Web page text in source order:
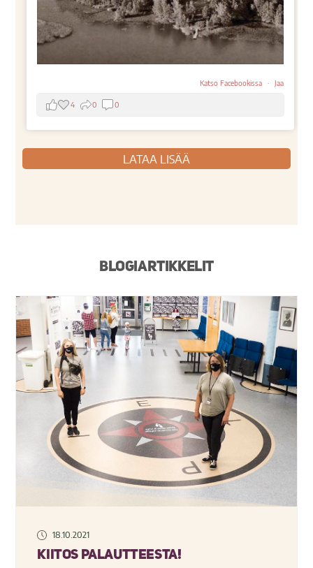
Katso Facebookissa · Jaa
4 0 0
LATAA LISÄÄ
Blogiartikkelit
18.10.2021
Kiitos palautteesta!